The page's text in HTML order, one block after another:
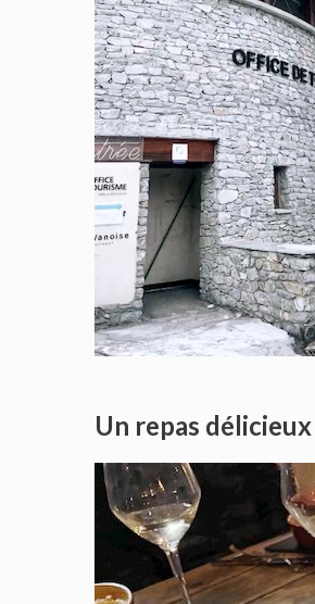
Un repas délicieux